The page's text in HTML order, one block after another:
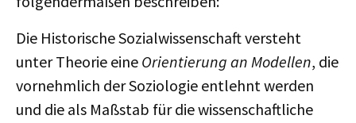
Die Historische Sozialwissenschaft versteht
unter Theorie eine Orientierung an Modellen, die
vornehmlich der Soziologie entlehnt werden
und die als Maßstab für die wissenschaftliche